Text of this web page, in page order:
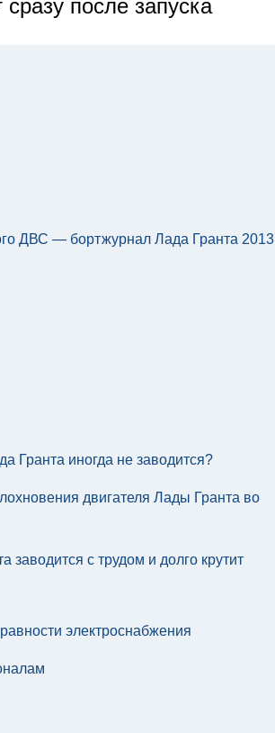
после запуска
ДВС — бортжурнал Лада Гранта 2013
Гранта иногда не заводится?
двигателя Лады Гранта во
заводится с трудом и долго крутит
электроснабжения